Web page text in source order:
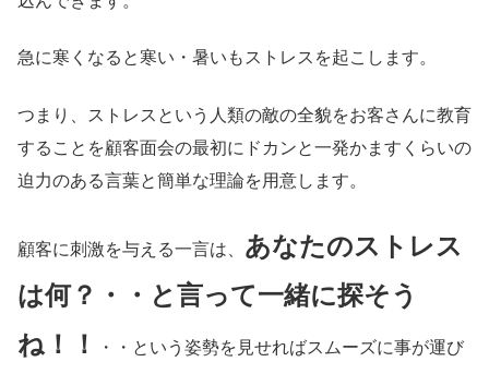
急に寒くなると寒い・暑いもストレスを起こします。
つまり、ストレスという人類の敵の全貌をお客さんに教育
することを顧客面会の最初にドカンと一発かますくらいの
迫力のある言葉と簡単な理論を用意します。
顧客に刺激を与える一言は、 あなたのストレス
は何？・・と言って一緒に探そう
ね！！
・・という姿勢を見せればスムーズに事が運び